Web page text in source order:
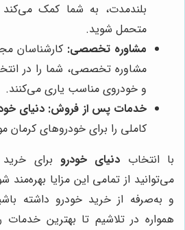
بلندمدت، به شما کمک می‌کند
متحمل شوید.
مشاوره تخصصی: کارشناسان
مشاوره تخصصی، شما را در
و خودروی مناسب یاری می‌کنند.
خدمات پس از فروش: دنیای
کاملی را برای خودروهای کرمان
با انتخاب دنیای خودرو برای
می‌توانید از تمامی این مزایا
و به‌صرفه از خرید خودرو داشته
همواره در تلاشیم تا بهترین خدمات